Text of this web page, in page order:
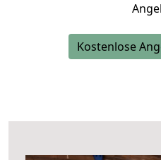
Kostenlose